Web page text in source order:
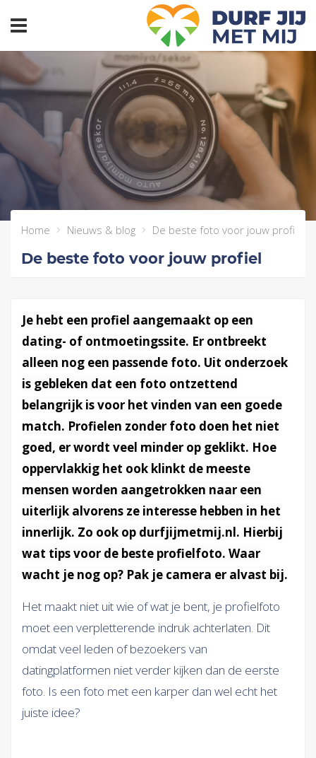
header_toggle_navigation
Home Nieuws & blog De beste foto voor jouw profiel
De beste foto voor jouw profiel
Je hebt een profiel aangemaakt op een
dating- of ontmoetingssite. Er ontbreekt
alleen nog een passende foto. Uit onderzoek
is gebleken dat een foto ontzettend
belangrijk is voor het vinden van een goede
match. Profielen zonder foto doen het niet
goed, er wordt veel minder op geklikt. Hoe
oppervlakkig het ook klinkt de meeste
mensen worden aangetrokken naar een
uiterlijk alvorens ze interesse hebben in het
innerlijk. Zo ook op durfjijmetmij.nl. Hierbij
wat tips voor de beste profielfoto. Waar
wacht je nog op? Pak je camera er alvast bij.
Het maakt niet uit wie of wat je bent, je profielfoto
moet een verpletterende indruk achterlaten. Dit
omdat veel leden of bezoekers van
datingplatformen niet verder kijken dan de eerste
foto. Is een foto met een karper dan wel echt het
juiste idee?